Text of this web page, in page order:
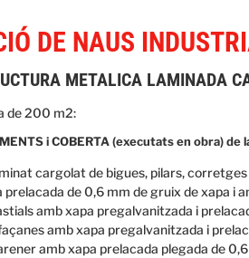
DE NAUS
METALICA LAMINADA
de 200 m2:
i COBERTA (executats en obra) de
cargolat de bigues, pilars,
prelacada de 0,6 mm de gruix de xapa i
amb xapa pregalvanitzada i
amb xapa pregalvanitzada i
amb xapa prelacada plegada de